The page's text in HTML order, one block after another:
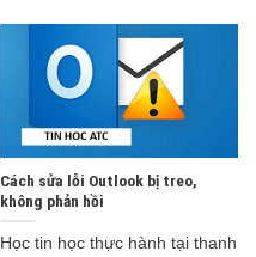
Cách sửa lỗi Outlook bị treo,
không phản hồi
Học tin học thực hành tại thanh